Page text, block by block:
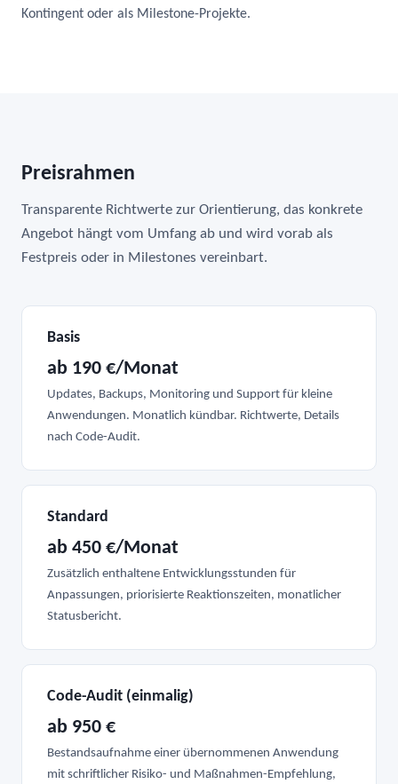
Kontingent oder als Milestone-Projekte.
Preisrahmen
Transparente Richtwerte zur Orientierung, das konkrete
Angebot hängt vom Umfang ab und wird vorab als
Festpreis oder in Milestones vereinbart.
Basis
ab 190 €/Monat
Updates, Backups, Monitoring und Support für kleine
Anwendungen. Monatlich kündbar. Richtwerte, Details
nach Code-Audit.
Standard
ab 450 €/Monat
Zusätzlich enthaltene Entwicklungsstunden für
Anpassungen, priorisierte Reaktionszeiten, monatlicher
Statusbericht.
Code-Audit (einmalig)
ab 950 €
Bestandsaufnahme einer übernommenen Anwendung
mit schriftlicher Risiko- und Maßnahmen-Empfehlung,